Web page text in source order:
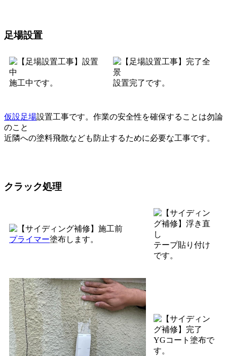
足場設置
施工中です。 設置完了です。
仮設足場設置工事です。作業の安全性を確保することは勿論
のこと
近隣への塗料飛散なども防止するために必要な工事です。
クラック処理
プライマー塗布します。
テープ貼り付け
です。
YGコート塗布で
す。